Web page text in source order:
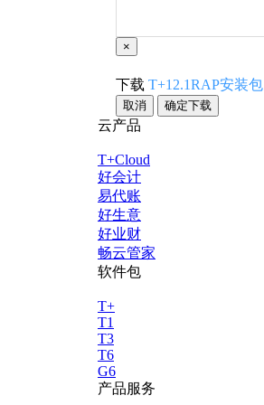
×
下载 T+12.1RAP安装包
取消 确定下载
云产品
T+Cloud
好会计
易代账
好生意
好业财
畅云管家
软件包
T+
T1
T3
T6
G6
产品服务